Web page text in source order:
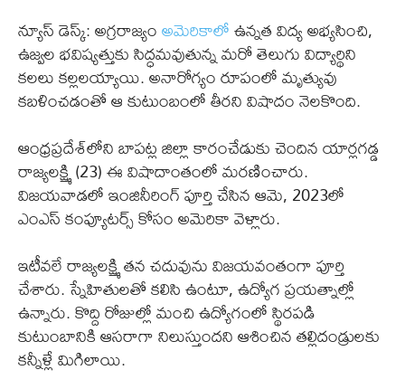
న్యూస్ డెస్క్: అగ్రరాజ్యంఅమెరికాలోఉన్నత విద్య అభ్యసించి,
ఉజ్వల భవిష్యత్తుకు సిద్ధమవుతున్న మరో తెలుగు విద్యార్థిని
కలలు కల్లలయ్యాయి. అనారోగ్యం రూపంలో మృత్యువు
కబళించడంతో ఆ కుటుంబంలో తీరని విషాదం నెలకొంది.
ఆంధ్రప్రదేశ్‌లోని బాపట్ల జిల్లా కారంచేడుకు చెందిన యార్లగడ్డ
రాజ్యలక్ష్మి (23) ఈ విషాదాంతంలో మరణించారు.
విజయవాడలో ఇంజినీరింగ్ పూర్తి చేసిన ఆమె, 2023లో
ఎంఎస్ కంప్యూటర్స్ కోసం అమెరికా వెళ్లారు.
ఇటీవలే రాజ్యలక్ష్మి తన చదువును విజయవంతంగా పూర్తి
చేశారు. స్నేహితులతో కలిసి ఉంటూ, ఉద్యోగ ప్రయత్నాల్లో
ఉన్నారు. కొద్ది రోజుల్లో మంచి ఉద్యోగంలో స్థిరపడి
కుటుంబానికి ఆసరాగా నిలుస్తుందని ఆశించిన తల్లిదండ్రులకు
కన్నీళ్లే మిగిలాయి.